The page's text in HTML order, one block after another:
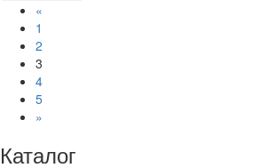
«
1
2
3
4
5
»
Каталог